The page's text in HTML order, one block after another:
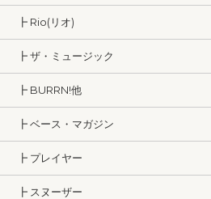
┣ Rio(リオ)
┣ ザ・ミュージック
┣ BURRN!他
┣ ベース・マガジン
┣ プレイヤー
┣ スヌーザー